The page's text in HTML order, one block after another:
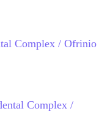
Complex / Ofrinio
Complex /